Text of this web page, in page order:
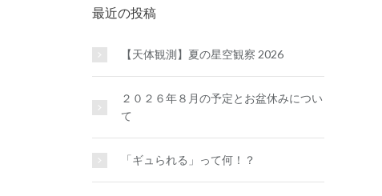
最近の投稿
【天体観測】夏の星空観察 2026
２０２６年８月の予定とお盆休みについ
て
「ギュられる」って何！？